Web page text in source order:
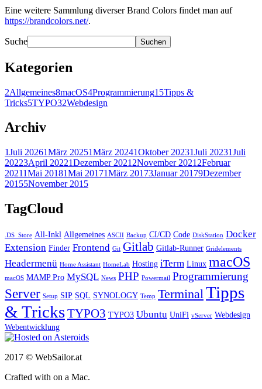
Eine weitere Sammlung diverser Brand Colors findet man auf
https://brandcolors.net/.
Suche Suchen
Kategorien
2Allgemeines8macOS4Programmierung15Tipps &
Tricks5TYPO32Webdesign
Archiv
1Juli 20261März 20251März 20241Oktober 20231Juli 20231Juli
20223April 20221Dezember 2021 2November 2021 2Februar
20211Mai 20181Mai 20171März 20173Januar 20179Dezember
20155November 2015
TagCloud
.DS_Store All-Inkl Allgemeines ASCII Backup CI/CD Code DiskStation Docker
Extension Finder Frontend Git Gitlab Gitlab-Runner Gridelements
Headermenü Home Assistant HomeLab Hosting iTerm Linux macOS
macOS MAMP Pro MySQL News PHP Powermail Programmierung
Server Setup SIP SQL SYNOLOGY Temp TerminalTipps
& TricksTYPO3 TYPO3 Ubuntu UniFi vServer Webdesign
Webentwicklung
2017 © WebSailor.at
Crafted with on a Mac.